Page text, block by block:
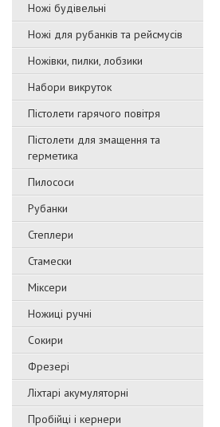
Ножі будівельні
Ножі для рубанків та рейсмусів
Ножівки, пилки, лобзики
Набори викруток
Пістолети гарячого повітря
Пістолети для змащення та
герметика
Пилососи
Рубанки
Степлери
Стамески
Міксери
Ножиці ручні
Сокири
Фрезері
Ліхтарі акумуляторні
Пробійці і кернери